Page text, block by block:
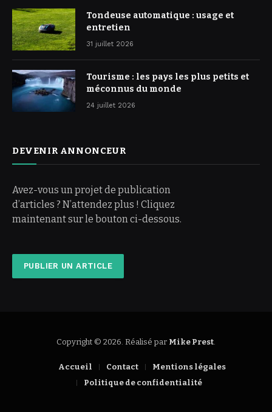
Tondeuse automatique : usage et
entretien
31 juillet 2026
Tourisme : les pays les plus petits et
méconnus du monde
24 juillet 2026
DEVENIR ANNONCEUR
Avez-vous un projet de publication
d’articles ? N’attendez plus ! Cliquez
maintenant sur le bouton ci-dessous.
PUBLIER UN ARTICLE
Copyright © 2026. Réalisé par Mike Prest.
Accueil Contact
Mentions légales
Politique de confidentialité